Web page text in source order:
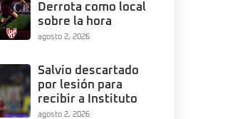
Derrota como local
sobre la hora
agosto 2, 2026
Salvio descartado
por lesión para
recibir a Instituto
agosto 2, 2026